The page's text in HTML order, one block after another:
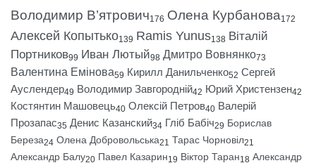
Володимир В’ятрович176 Олена Курбанова172
Алексей Копытько139 Ramis Yunus138 Віталій
Портников99 Иван Лютый98 Дмитро Вовнянко73
Валентина Емінова59 Кирилл Данильченко52 Сергей
Ауслендер49 Володимир Завгородній42 Юрий Христензен42
Костянтин Машовець40 Олексій Петров40 Валерій
Прозапас35 Денис Казанский34 Гліб Бабіч29 Борислав
Береза24 Олена Добровольська21 Тарас Чорновіл21
Александр Балу20 Павел Казарин19 Віктор Таран18 Александр